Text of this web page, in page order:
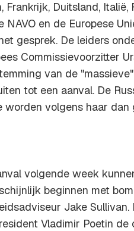
Frankrijk, Duitsland, Italië,
en de Europese
gesprek. De leiders
Commissievoorzitter
van de
tot een aanval. De
volgens haar dan
volgende week
beginnen met
Jake
Vladimir Poetin de